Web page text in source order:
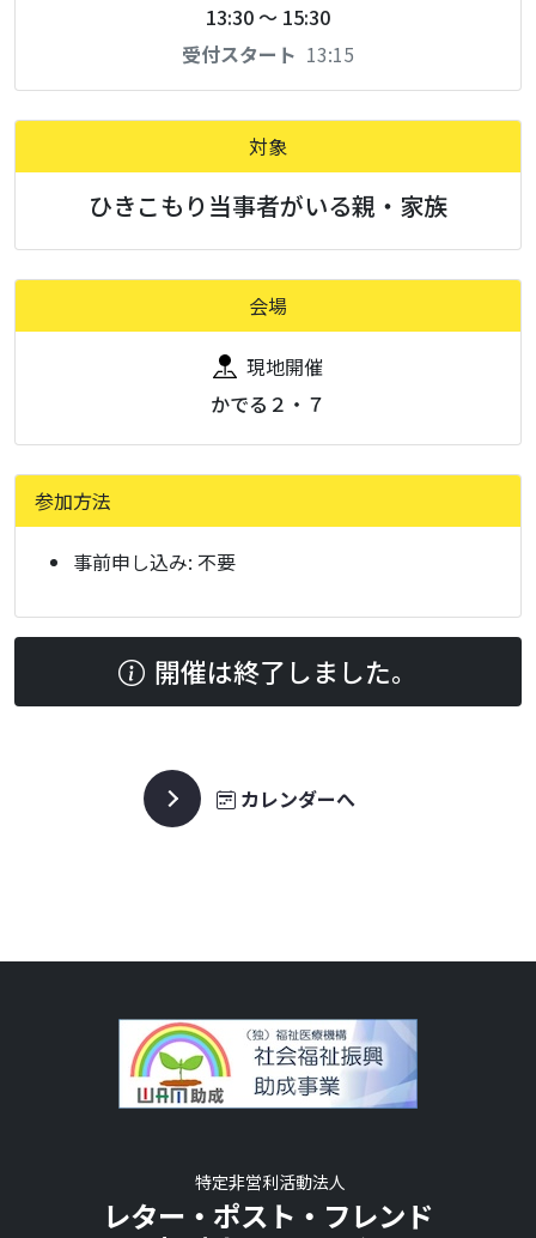
13:30 ～ 15:30
受付スタート 13:15
対象
ひきこもり当事者がいる親・家族
会場
現地開催
かでる２・７
参加方法
事前申し込み: 不要
開催は終了しました。
カレンダーへ
特定非営利活動法人
レター・ポスト・フレンド